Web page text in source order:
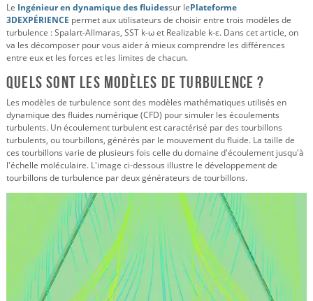
Le Ingénieur en dynamique des fluidessur lePlateforme
3DEXPÉRIENCE permet aux utilisateurs de choisir entre trois modèles de
turbulence : Spalart-Allmaras, SST k-ω et Realizable k-ε. Dans cet article, on
va les décomposer pour vous aider à mieux comprendre les différences
entre eux et les forces et les limites de chacun.
Quels sont les modèles de turbulence ?
Les modèles de turbulence sont des modèles mathématiques utilisés en
dynamique des fluides numérique (CFD) pour simuler les écoulements
turbulents. Un écoulement turbulent est caractérisé par des tourbillons
turbulents, ou tourbillons, générés par le mouvement du fluide. La taille de
ces tourbillons varie de plusieurs fois celle du domaine d'écoulement jusqu'à
l'échelle moléculaire. L'image ci-dessous illustre le développement de
tourbillons de turbulence par deux générateurs de tourbillons.